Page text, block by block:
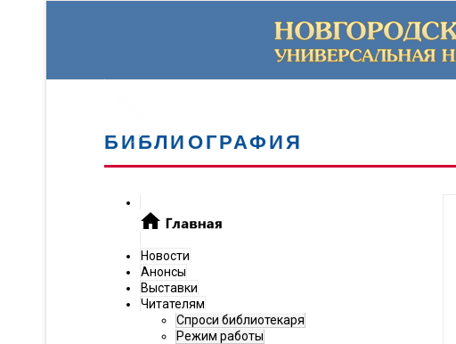
БИБЛИОГРАФИЯ
Новости
Анонсы
Выставки
Читателям
Спроси библиотекаря
Режим работы